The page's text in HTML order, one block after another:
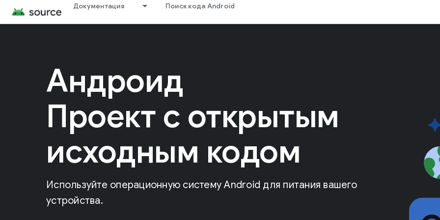
Документация Поиск кода Android
Андроид
Проект с открытым
исходным кодом
Используйте операционную систему Android для питания вашего
устройства.